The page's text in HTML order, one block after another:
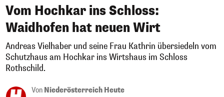
Vom Hochkar ins Schloss:
Waidhofen hat neuen Wirt
Andreas Vielhaber und seine Frau Kathrin übersiedeln vom
Schutzhaus am Hochkar ins Wirtshaus im Schloss
Rothschild.
Von Niederösterreich Heute